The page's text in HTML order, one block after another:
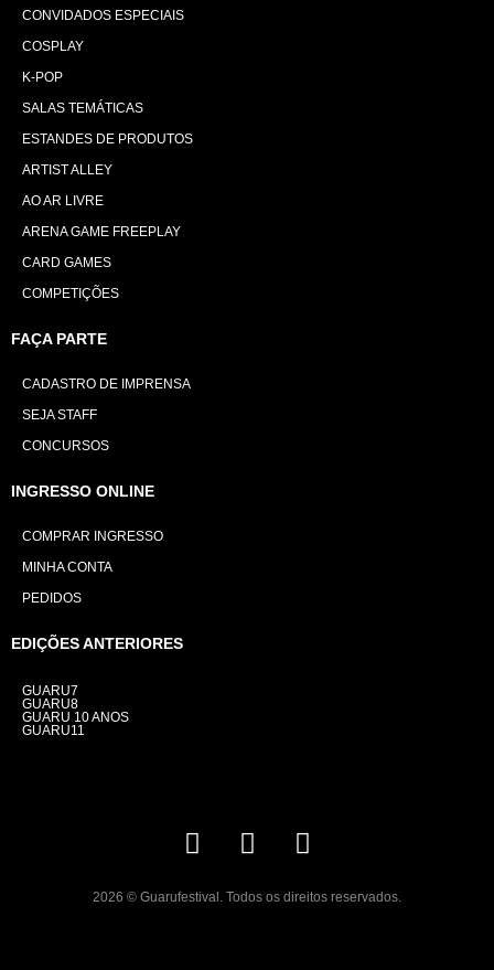
CONVIDADOS ESPECIAIS
COSPLAY
K-POP
SALAS TEMÁTICAS
ESTANDES DE PRODUTOS
ARTIST ALLEY
AO AR LIVRE
ARENA GAME FREEPLAY
CARD GAMES
COMPETIÇÕES
FAÇA PARTE
CADASTRO DE IMPRENSA
SEJA STAFF
CONCURSOS
INGRESSO ONLINE
COMPRAR INGRESSO
MINHA CONTA
PEDIDOS
EDIÇÕES ANTERIORES
GUARU7
GUARU8
GUARU 10 ANOS
GUARU11
2026 © Guarufestival. Todos os direitos reservados.